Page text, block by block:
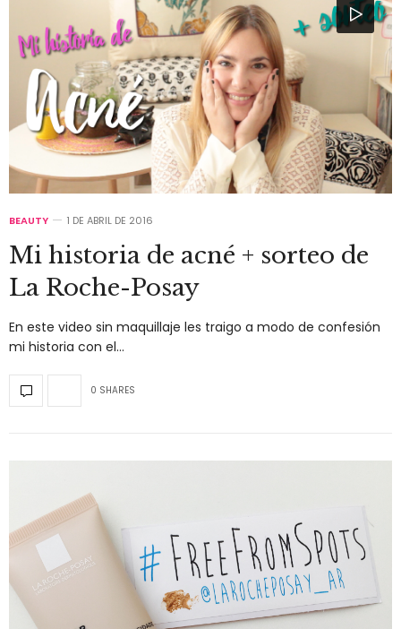
BEAUTY 1 DE ABRIL DE 2016
Mi historia de acné + sorteo de
La Roche-Posay
En este video sin maquillaje les traigo a modo de confesión
mi historia con el…
0 SHARES